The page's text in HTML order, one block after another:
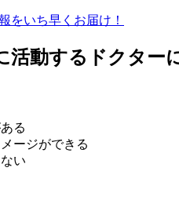
活動するドクター
る
ージができる
い